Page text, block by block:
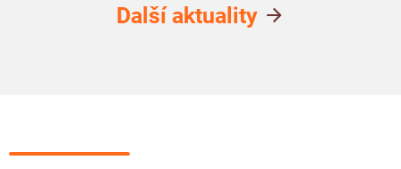
Další aktuality